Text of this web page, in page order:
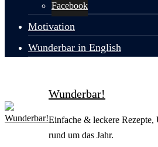
Facebook
Motivation
Wunderbar in English
Wunderbar!
Einfache & leckere
rund um das Jahr.